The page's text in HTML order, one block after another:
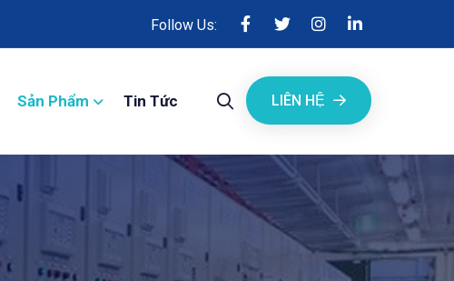
Follow Us:
Sản Phẩm Tin Tức LIÊN HỆ